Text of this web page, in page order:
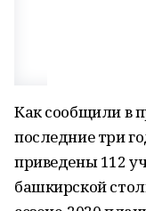
Как сообщили в
последние три
приведены 112
башкирской